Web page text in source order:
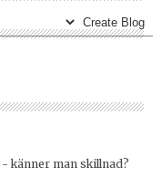
känner man skillnad?